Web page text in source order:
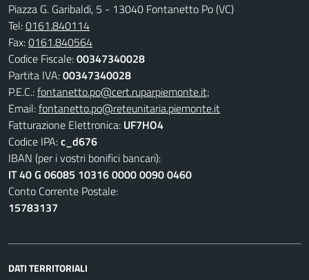
Piazza G. Garibaldi, 5 - 13040 Fontanetto Po (VC)
Tel:0161.840114
Fax:0161.840564
Codice Fiscale:00347340028
Partita IVA:00347340028
P.E.C.:fontanetto.po@cert.ruparpiemonte.it;
Email:fontanetto.po@reteunitaria.piemonte.it
Fatturazione Elettronica: UF7HO4
Codice IPA:c_d676
IBAN (per i vostri bonifici bancari):
IT 40 G 06085 10316 0000 0090 0460
Conto Corrente Postale:
15783137
DATI TERRITORIALI